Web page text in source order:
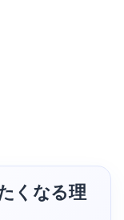
くなる理